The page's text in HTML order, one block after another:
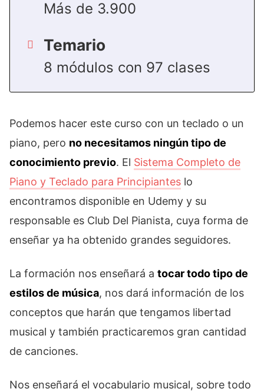
Más de 3.900
Temario
8 módulos con 97 clases
Podemos hacer este curso con un teclado o un
piano, pero no necesitamos ningún tipo de
conocimiento previo. El Sistema Completo de
Piano y Teclado para Principiantes lo
encontramos disponible en Udemy y su
responsable es Club Del Pianista, cuya forma de
enseñar ya ha obtenido grandes seguidores.
La formación nos enseñará a tocar todo tipo de
estilos de música, nos dará información de los
conceptos que harán que tengamos libertad
musical y también practicaremos gran cantidad
de canciones.
Nos enseñará el vocabulario musical, sobre todo